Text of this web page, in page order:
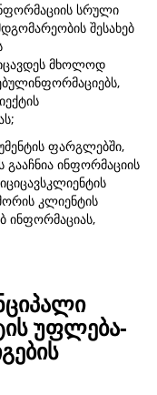
სრული
შესახებ
მხოლოდ
ფარგლებში,
გააჩნია ინფორმაციის
კლიენტის
ინფორმაციას,
უფლება-